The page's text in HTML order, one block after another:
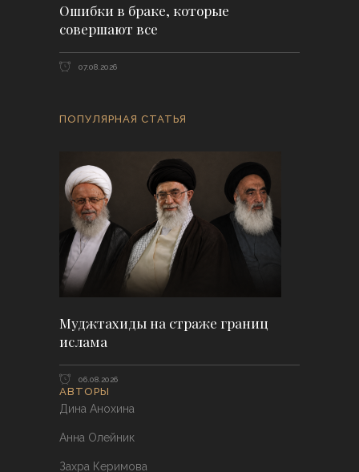
Ошибки в браке, которые
совершают все
07.08.2026
ПОПУЛЯРНАЯ СТАТЬЯ
Муджтахиды на страже границ
ислама
06.08.2026
АВТОРЫ
Дина Анохина
Анна Олейник
Захра Керимова